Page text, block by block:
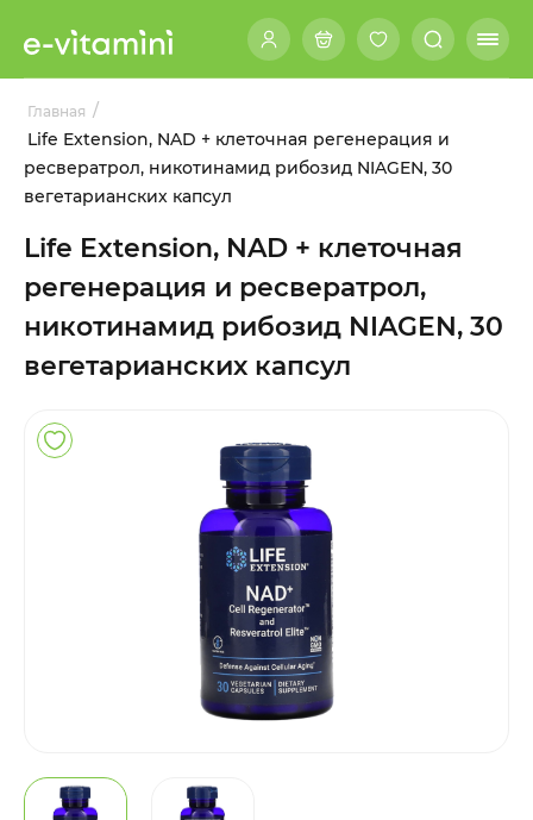
Главная /
Life Extension, NAD + клеточная регенерация и
ресвератрол, никотинамид рибозид NIAGEN, 30
вегетарианских капсул
Life Extension, NAD + клеточная
регенерация и ресвератрол,
никотинамид рибозид NIAGEN, 30
вегетарианских капсул